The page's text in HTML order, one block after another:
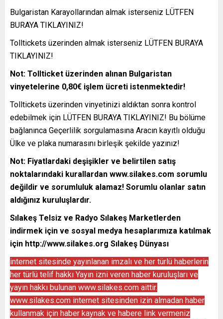
Bulgaristan Karayollarından almak isterseniz LÜTFEN
BURAYA TIKLAYINIZ!
Tolltickets üzerinden almak isterseniz LÜTFEN BURAYA
TIKLAYINIZ!
Not: Tollticket üzerinden alınan Bulgaristan
vinyetelerine 0,80€ işlem ücreti istenmektedir!
Tolltickets üzerinden vinyetinizi aldıktan sonra kontrol
edebilmek için LÜTFEN BURAYA TIKLAYINIZ! Bu bölüme
bağlanınca Geçerlilik sorgulamasına Aracın kayıtlı olduğu
Ülke ve plaka numarasını birleşik şekilde yazınız!
Not: Fiyatlardaki deşişikler ve belirtilen satış
noktalarındaki kurallardan www.silakes.com sorumlu
değildir ve sorumluluk alamaz! Sorumlu olanlar satın
aldığınız kuruluşlardır.
Sılakeş Telsiz ve Radyo Sılakeş Marketlerden
indirmek için ve sosyal medya hesaplarımıza katılmak
için http://www.silakes.org Sılakeş Dünyası
internet sitesinde yayınlanan imzalı ve her türlü haberlerin
her türlü telif hakkı Yayın izni veren haber kuruluşları ve
yayın hakkı bulunan www.silakes.com aittir.
www.silakes.com internet sitesinden izin almadan haber
kullanmak için haber kaynak ve habere link vermeniz